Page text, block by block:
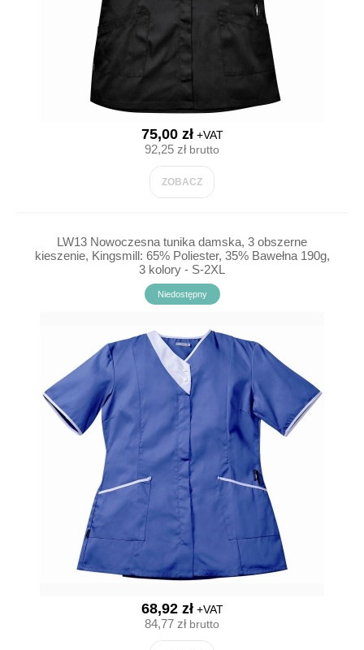
75,00 zł+VAT
92,25 złbrutto
ZOBACZ
LW13 Nowoczesna tunika damska, 3 obszerne
kieszenie, Kingsmill: 65% Poliester, 35% Bawełna 190g,
3 kolory - S-2XL
Niedostępny
68,92 zł+VAT
84,77 złbrutto